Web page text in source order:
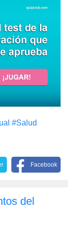
#Salud
Facebook
del